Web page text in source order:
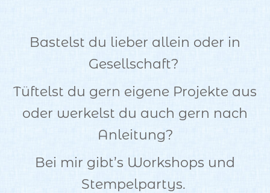
Bastelst du lieber allein oder in
Gesellschaft?
Tüftelst du gern eigene Projekte aus
oder werkelst du auch gern nach
Anleitung?
Bei mir gibt’s Workshops und
Stempelpartys.